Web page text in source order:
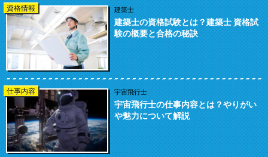
資格情報 建築士
建築士の資格試験とは？建築士 資格試
験の概要と合格の秘訣
仕事内容 宇宙飛行士
宇宙飛行士の仕事内容とは？やりがい
や魅力について解説